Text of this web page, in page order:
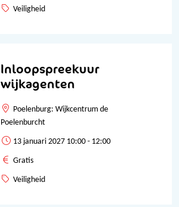
Veiligheid
Inloopspreekuur
wijkagenten
Poelenburg: Wijkcentrum de
Poelenburcht
13 januari 2027 10:00 - 12:00
Gratis
Veiligheid